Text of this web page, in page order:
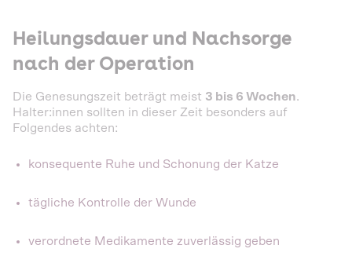
Heilungsdauer und Nachsorge
nach der Operation
Die Genesungszeit beträgt meist 3 bis 6 Wochen.
Halter:innen sollten in dieser Zeit besonders auf
Folgendes achten:
konsequente Ruhe und Schonung der Katze
tägliche Kontrolle der Wunde
verordnete Medikamente zuverlässig geben